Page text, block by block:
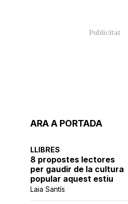
ARA A PORTADA
LLIBRES
8 propostes lectores
per gaudir de la cultura
popular aquest estiu
Laia Santís